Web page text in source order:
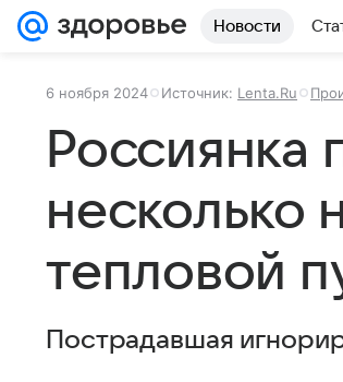
Новости
6 ноября 2024 Источник: Lenta.Ru
Россиянка
несколько
тепловой
Пострадавшая